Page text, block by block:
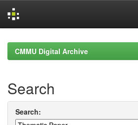
navigationCMMU Digital Archive
Search
Search: